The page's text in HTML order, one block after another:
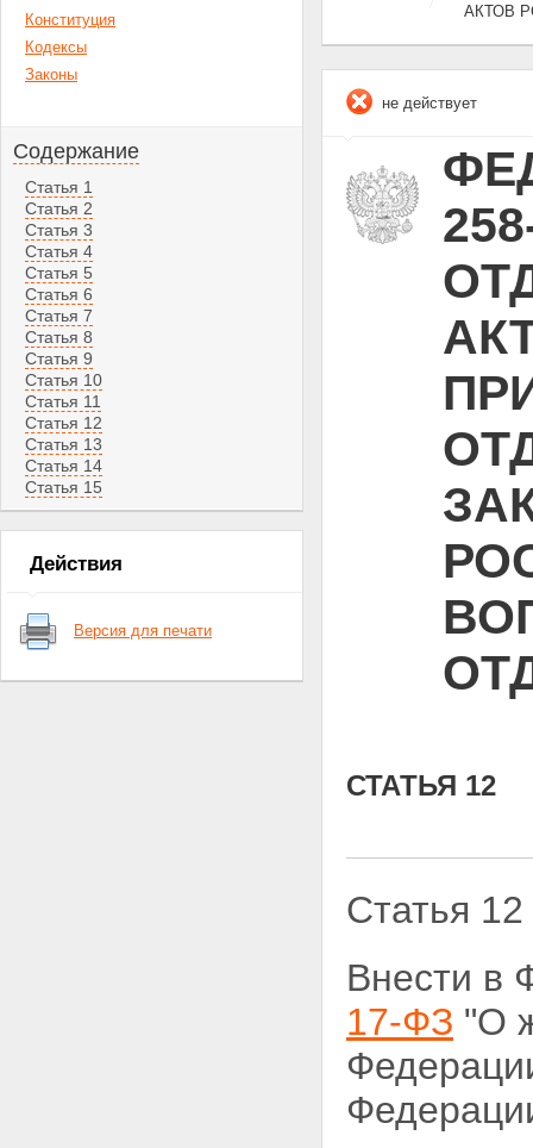
Конституция
Кодексы
Законы
Содержание
Статья 1
Статья 2
Статья 3
Статья 4
Статья 5
Статья 6
Статья 7
Статья 8
Статья 9
Статья 10
Статья 11
Статья 12
Статья 13
Статья 14
Статья 15
Действия
Версия для печати
АКТОВ
не действует
СТАТЬЯ 12
Статья 12
Внести в
17-ФЗ "О